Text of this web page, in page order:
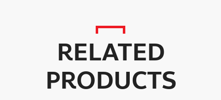
RELATED
PRODUCTS